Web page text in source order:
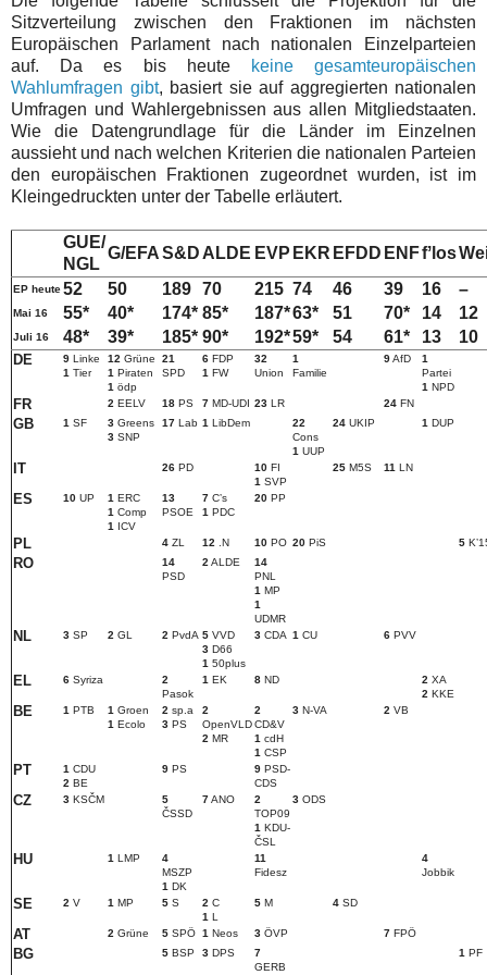
Sitzverteilung zwischen den Fraktionen im nächsten
Europäischen Parlament nach nationalen Einzelparteien
auf. Da es bis heute
keine gesamteuropäischen
Wahlumfragen gibt, basiert sie auf aggregierten nationalen
Umfragen und Wahlergebnissen aus allen Mitgliedstaaten.
Wie die Datengrundlage für die Länder im Einzelnen
aussieht und nach welchen Kriterien die nationalen Parteien
den europäischen Fraktionen zugeordnet wurden, ist im
Kleingedruckten unter der Tabelle erläutert.
GUE/
NGL
G/EFAS&D ALDE EVP EKR EFDD ENFfʼlos
EP heute52 50 189 70 215 74 46 39 16 –
Mai 16 55* 40* 174* 85* 187*63* 51 70* 14 12
Juli 16 48* 39* 185* 90* 192*59* 54 61* 13 10
DE 9 Linke
1 Tier
12 Grüne
1 Piraten
1 ödp
21
SPD
6 FDP
1 FW
32
Union
1
Familie
9AfD
1
Partei
1 NPD
FR 2 EELV 18 PS 7 MD-UDI 23 LR 24 FN
GB 1 SF 3 Greens
3 SNP
17 Lab 1 LibDem 22
Cons
1 UUP
24 UKIP 1 DUP
IT 26 PD 10 FI
1 SVP
25 M5S 11 LN
ES 10 UP 1 ERC
1 Comp
1 ICV
13
PSOE
7 Cʼs
1 PDC
20 PP
PL 4 ZL 12 .N 10 PO 20 PiS 5
RO
14
PSD
2 ALDE 14
PNL
1 MP
1
UDMR
NL 3 SP 2 GL 2 PvdA 5 VVD
3 D66
1 50plus
3 CDA 1 CU 6 PVV
EL 6 Syriza
2
Pasok
1 EK 8 ND 2 XA
2 KKE
BE 1 PTB 1 Groen
1 Ecolo
2 sp.a
3 PS
2
OpenVLD
2 MR
2
CD&V
1 cdH
1 CSP
3 N-VA 2 VB
PT 1 CDU
2 BE
9 PS 9 PSD-
CDS
CZ 3 KSČM
5
ČSSD
7ANO
2
TOP09
1 KDU-
ČSL
3 ODS
HU 1 LMP
4
MSZP
1 DK
11
Fidesz
4
Jobbik
SE 2 V 1 MP 5 S 2 C
1 L
5 M 4 SD
AT 2 Grüne 5 SPÖ 1 Neos 3 ÖVP 7 FPÖ
BG 5 BSP 3 DPS
7
GERB
1 PF